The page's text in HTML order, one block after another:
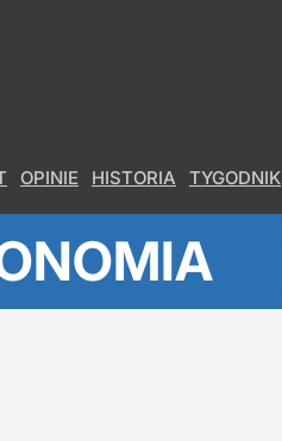
OPINIE HISTORIA TYGODNIK